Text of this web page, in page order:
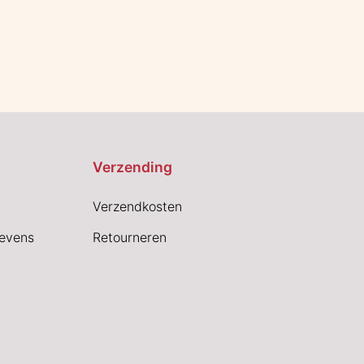
Verzending
Verzendkosten
Retourneren